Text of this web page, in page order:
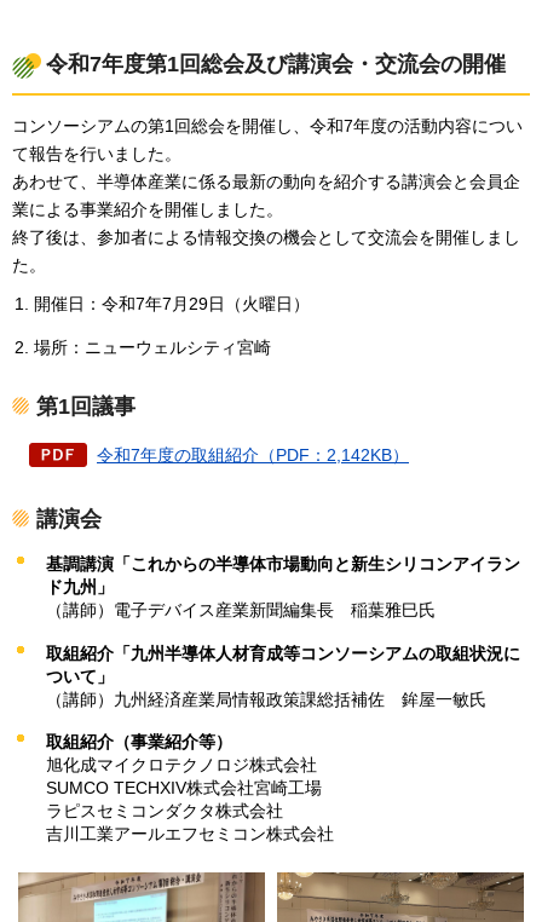
令和7年度第1回総会及び講演会・交流会の開催
コンソーシアムの第1回総会を開催し、令和7年度の活動内容につい
て報告を行いました。
あわせて、半導体産業に係る最新の動向を紹介する講演会と会員企
業による事業紹介を開催しました。
終了後は、参加者による情報交換の機会として交流会を開催しまし
た。
開催日：令和7年7月29日（火曜日）
場所：ニューウェルシティ宮崎
第1回議事
令和7年度の取組紹介（PDF：2,142KB）
講演会
基調講演「これからの半導体市場動向と新生シリコンアイラン
ド九州」
（講師）電子デバイス産業新聞編集長
稲葉雅巳氏
取組紹介「九州半導体人材育成等コンソーシアムの取組状況に
ついて」
（講師）九州経済産業局情報政策課総括補佐
鉾屋一敏氏
取組紹介（事業紹介等）
旭化成マイクロテクノロジ株式会社
SUMCO TECHXIV株式会社宮崎工場
ラピスセミコンダクタ株式会社
吉川工業アールエフセミコン株式会社